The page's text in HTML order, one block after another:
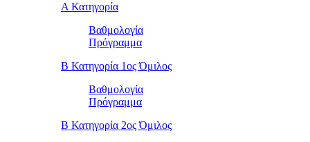
Α Κατηγορία
Βαθμολογία
Πρόγραμμα
Β Κατηγορία 1ος Όμιλος
Βαθμολογία
Πρόγραμμα
Β Κατηγορία 2ος Όμιλος